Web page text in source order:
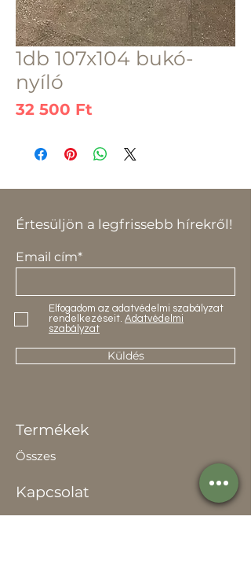
1db 107x104 bukó-
nyíló
32 500 Ft
Értesüljön a legfrissebb hírekről!
Email cím*
Elfogadom az adatvédelmi szabályzat
rendelkezéseit. Adatvédelmi
szabályzat
Küldés
Termékek
Összes
Kapcsolat
Elérhetőség